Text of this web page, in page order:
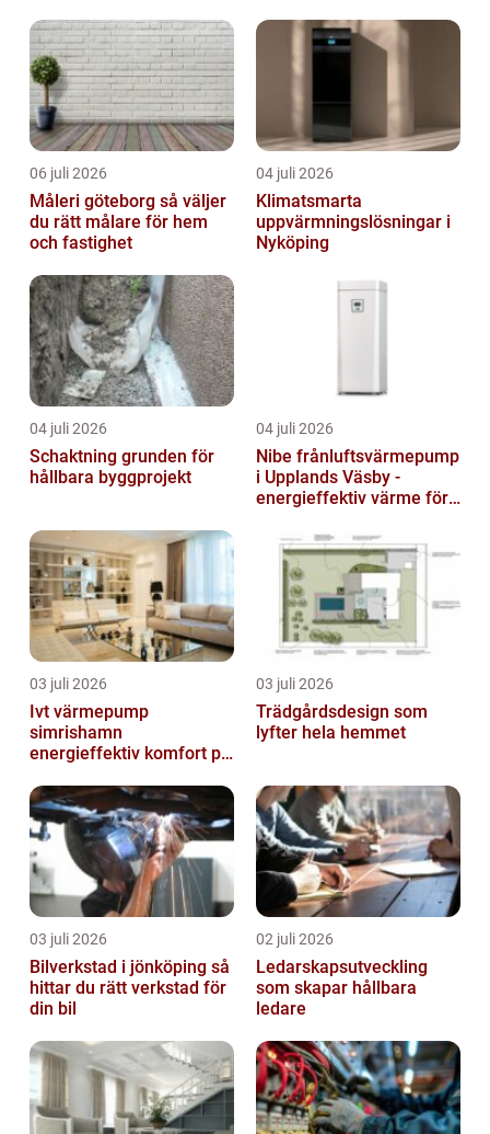
06 juli 2026
Måleri göteborg så väljer
du rätt målare för hem
och fastighet
04 juli 2026
Klimatsmarta
uppvärmningslösningar i
Nyköping
04 juli 2026
Schaktning grunden för
hållbara byggprojekt
04 juli 2026
Nibe frånluftsvärmepump
i Upplands Väsby -
energieffektiv värme för
03 juli 2026
Ivt värmepump
simrishamn
energieffektiv komfort på
03 juli 2026
Trädgårdsdesign som
lyfter hela hemmet
03 juli 2026
Bilverkstad i jönköping så
hittar du rätt verkstad för
din bil
02 juli 2026
Ledarskapsutveckling
som skapar hållbara
ledare